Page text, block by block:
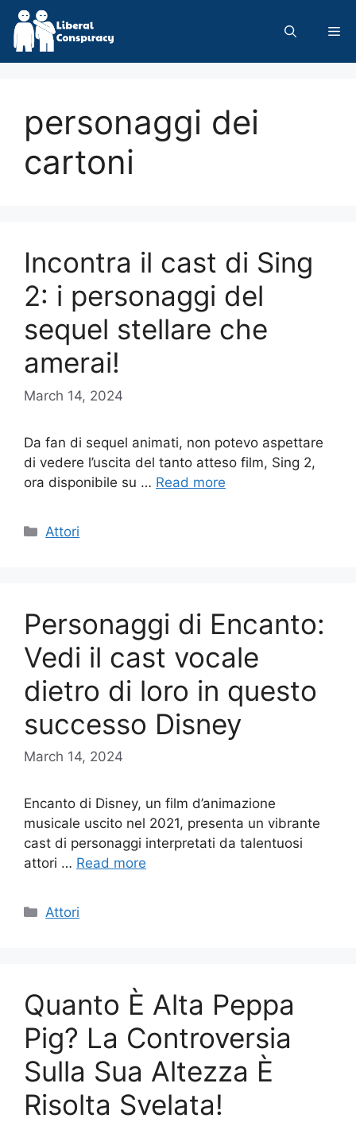
Skip
content
personaggi dei
cartoni
Incontra il cast di Sing
2: i personaggi del
sequel stellare che
amerai!
March 14, 2024
Da fan di sequel animati, non potevo aspettare
di vedere l’uscita del tanto atteso film, Sing 2,
ora disponibile su … Read more
Categories
Attori
Personaggi di Encanto:
Vedi il cast vocale
dietro di loro in questo
successo Disney
March 14, 2024
Encanto di Disney, un film d’animazione
musicale uscito nel 2021, presenta un vibrante
cast di personaggi interpretati da talentuosi
attori … Read more
Categories
Attori
Quanto È Alta Peppa
Pig? La Controversia
Sulla Sua Altezza È
Risolta Svelata!